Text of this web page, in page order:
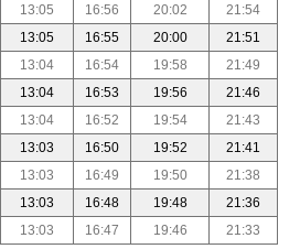
13:05 16:56 20:02
21:54
13:05 16:55 20:00
21:51
13:04 16:54 19:58
21:49
13:04 16:53 19:56
21:46
13:04 16:52 19:54
21:43
13:03 16:50 19:52
21:41
13:03 16:49 19:50
21:38
13:03 16:48 19:48
21:36
13:03 16:47 19:46 21:33